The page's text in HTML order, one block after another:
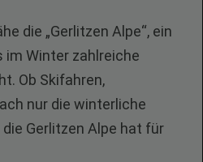
die „Gerlitzen Alpe“, ein
im Winter zahlreiche
Ob Skifahren,
nur die winterliche
Gerlitzen Alpe hat für